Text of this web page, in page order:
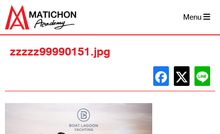
Skip
content
Menu
zzzzz99990151.jpg